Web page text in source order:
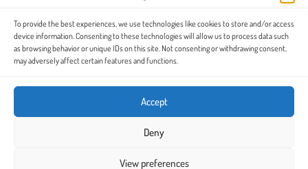
To provide the best experiences, we use technologies like cookies to store and/or access
device information. Consenting to these technologies will allow us to process data such
as browsing behavior or unique IDs on this site. Not consenting or withdrawing consent,
may adversely affect certain features and functions.
Accept
Deny
View preferences
¿Quieres organizar tu próximo evento MICE?
Conoce nuestras
excursiones en español